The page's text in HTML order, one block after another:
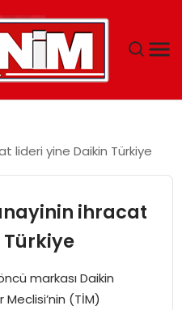
lideri yine Daikin Türkiye
ihracat
markası Daikin
(TİM)